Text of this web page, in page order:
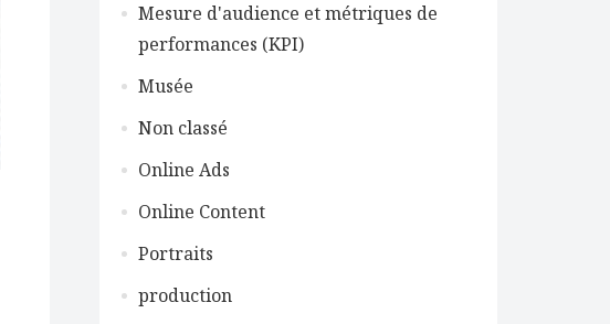
Mesure d'audience et métriques de
performances (KPI)
Musée
Non classé
Online Ads
Online Content
Portraits
production